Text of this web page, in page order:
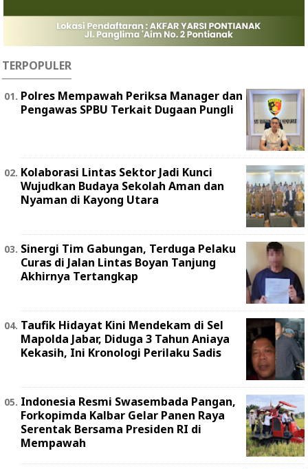
TERPOPULER
Polres Mempawah Periksa Manager dan
Pengawas SPBU Terkait Dugaan Pungli
Kolaborasi Lintas Sektor Jadi Kunci
Wujudkan Budaya Sekolah Aman dan
Nyaman di Kayong Utara
Sinergi Tim Gabungan, Terduga Pelaku
Curas di Jalan Lintas Boyan Tanjung
Akhirnya Tertangkap
Taufik Hidayat Kini Mendekam di Sel
Mapolda Jabar, Diduga 3 Tahun Aniaya
Kekasih, Ini Kronologi Perilaku Sadis
Indonesia Resmi Swasembada Pangan,
Forkopimda Kalbar Gelar Panen Raya
Serentak Bersama Presiden RI di
Mempawah